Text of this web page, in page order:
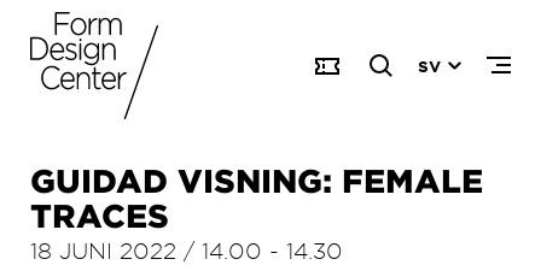
SV
GUIDAD VISNING: FEMALE
TRACES
18 JUNI 2022 / 14.00 - 14.30